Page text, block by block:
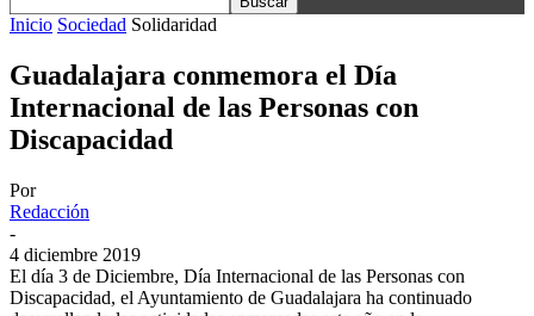
Inicio Sociedad Solidaridad
Guadalajara conmemora el Día
Internacional de las Personas con
Discapacidad
Por
Redacción
-
4 diciembre 2019
El día 3 de Diciembre, Día Internacional de las Personas con
Discapacidad, el Ayuntamiento de Guadalajara ha continuado